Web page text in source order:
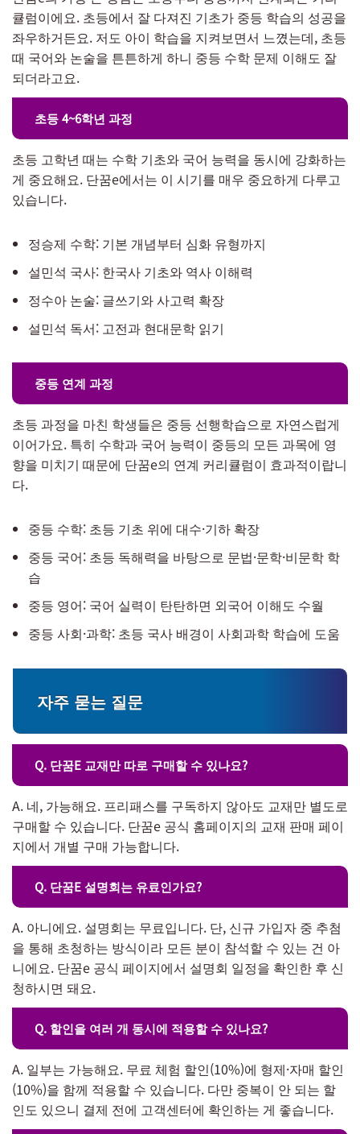
큘럼이에요. 초등에서 잘 다져진 기초가 중등 학습의 성공을
좌우하거든요. 저도 아이 학습을 지켜보면서 느꼈는데, 초등
때 국어와 논술을 튼튼하게 하니 중등 수학 문제 이해도 잘
되더라고요.
초등 4~6학년 과정
초등 고학년 때는 수학 기초와 국어 능력을 동시에 강화하는
게 중요해요. 단꿈e에서는 이 시기를 매우 중요하게 다루고
있습니다.
정승제 수학: 기본 개념부터 심화 유형까지
설민석 국사: 한국사 기초와 역사 이해력
정수아 논술: 글쓰기와 사고력 확장
설민석 독서: 고전과 현대문학 읽기
중등 연계 과정
초등 과정을 마친 학생들은 중등 선행학습으로 자연스럽게
이어가요. 특히 수학과 국어 능력이 중등의 모든 과목에 영
향을 미치기 때문에 단꿈e의 연계 커리큘럼이 효과적이랍니
다.
중등 수학: 초등 기초 위에 대수·기하 확장
중등 국어: 초등 독해력을 바탕으로 문법·문학·비문학 학
습
중등 영어: 국어 실력이 탄탄하면 외국어 이해도 수월
중등 사회·과학: 초등 국사 배경이 사회과학 학습에 도움
자주 묻는 질문
Q. 단꿈E 교재만 따로 구매할 수 있나요?
A. 네, 가능해요. 프리패스를 구독하지 않아도 교재만 별도로
구매할 수 있습니다. 단꿈e 공식 홈페이지의 교재 판매 페이
지에서 개별 구매 가능합니다.
Q. 단꿈E 설명회는 유료인가요?
A. 아니에요. 설명회는 무료입니다. 단, 신규 가입자 중 추첨
을 통해 초청하는 방식이라 모든 분이 참석할 수 있는 건 아
니에요. 단꿈e 공식 페이지에서 설명회 일정을 확인한 후 신
청하시면 돼요.
Q. 할인을 여러 개 동시에 적용할 수 있나요?
A. 일부는 가능해요. 무료 체험 할인(10%)에 형제·자매 할인
(10%)을 함께 적용할 수 있습니다. 다만 중복이 안 되는 할
인도 있으니 결제 전에 고객센터에 확인하는 게 좋습니다.